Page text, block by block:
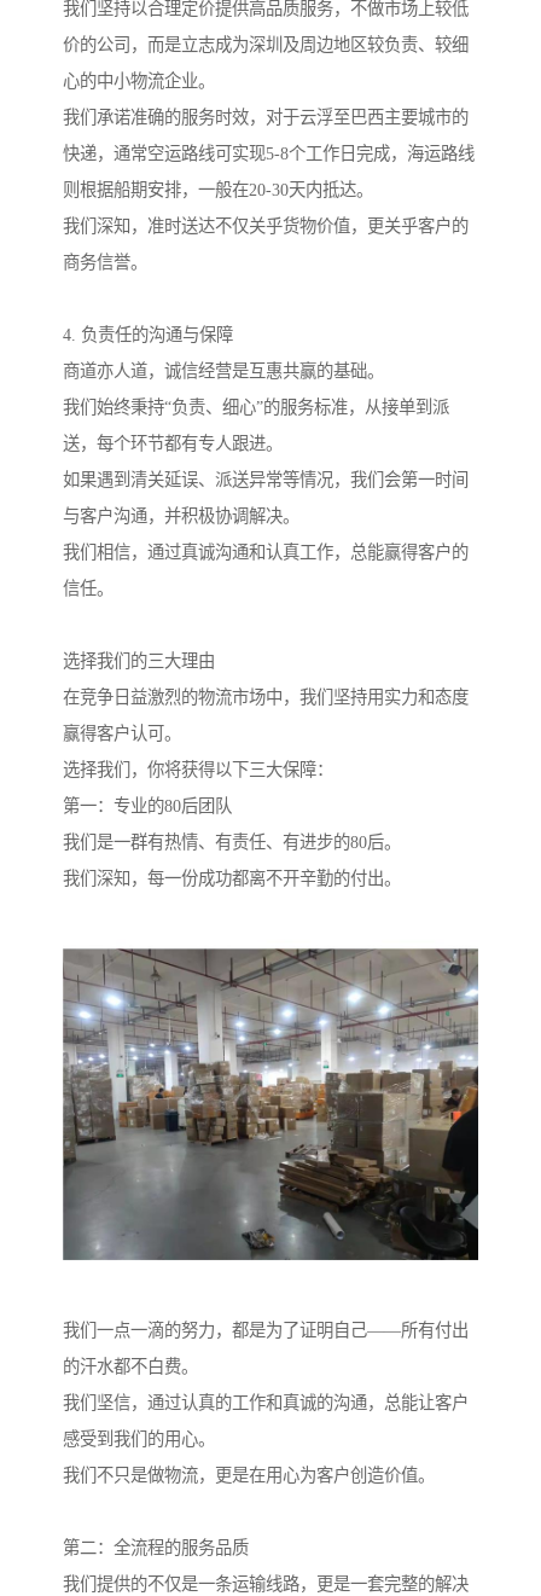
我们坚持以合理定价提供高品质服务，不做市场上较低
价的公司，而是立志成为深圳及周边地区较负责、较细
心的中小物流企业。
我们承诺准确的服务时效，对于云浮至巴西主要城市的
快递，通常空运路线可实现5-8个工作日完成，海运路线
则根据船期安排，一般在20-30天内抵达。
我们深知，准时送达不仅关乎货物价值，更关乎客户的
商务信誉。
4. 负责任的沟通与保障
商道亦人道，诚信经营是互惠共赢的基础。
我们始终秉持“负责、细心”的服务标准，从接单到派
送，每个环节都有专人跟进。
如果遇到清关延误、派送异常等情况，我们会第一时间
与客户沟通，并积极协调解决。
我们相信，通过真诚沟通和认真工作，总能赢得客户的
信任。
选择我们的三大理由
在竞争日益激烈的物流市场中，我们坚持用实力和态度
赢得客户认可。
选择我们，你将获得以下三大保障：
第一：专业的80后团队
我们是一群有热情、有责任、有进步的80后。
我们深知，每一份成功都离不开辛勤的付出。
我们一点一滴的努力，都是为了证明自己——所有付出
的汗水都不白费。
我们坚信，通过认真的工作和真诚的沟通，总能让客户
感受到我们的用心。
我们不只是做物流，更是在用心为客户创造价值。
第二：全流程的服务品质
我们提供的不仅是一条运输线路，更是一套完整的解决